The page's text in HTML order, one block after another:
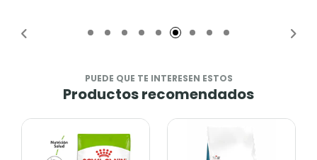
PUEDE QUE TE INTERESEN ESTOS
Productos recomendados